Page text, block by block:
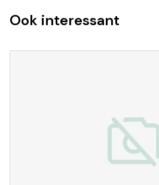
Ook interessant